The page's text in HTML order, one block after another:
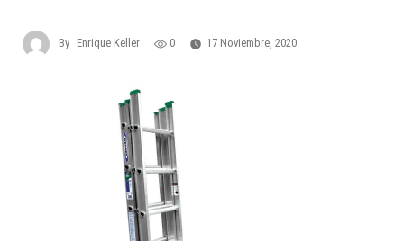
By Enrique Keller 0 17 Noviembre, 2020